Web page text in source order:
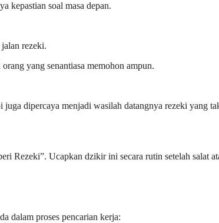
kepastian soal masa depan.
rezeki.
yang senantiasa memohon ampun.
dipercaya menjadi wasilah datangnya rezeki yang
Rezeki”. Ucapkan dzikir ini secara rutin setelah salat
dalam proses pencarian kerja: